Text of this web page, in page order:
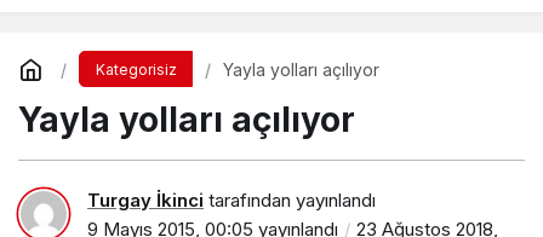
Kategorisiz Yayla yolları açılıyor
Yayla yolları açılıyor
Turgay İkinci tarafından yayınlandı
9 Mayıs 2015, 00:05 yayınlandı
23 Ağustos 2018,